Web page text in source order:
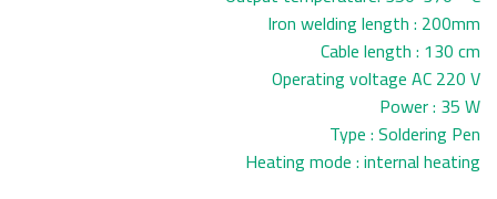
Iron welding length : 200mm
Cable length : 130 cm
Operating voltage AC 220 V
Power : 35 W
Type : Soldering Pen
Heating mode : internal heating